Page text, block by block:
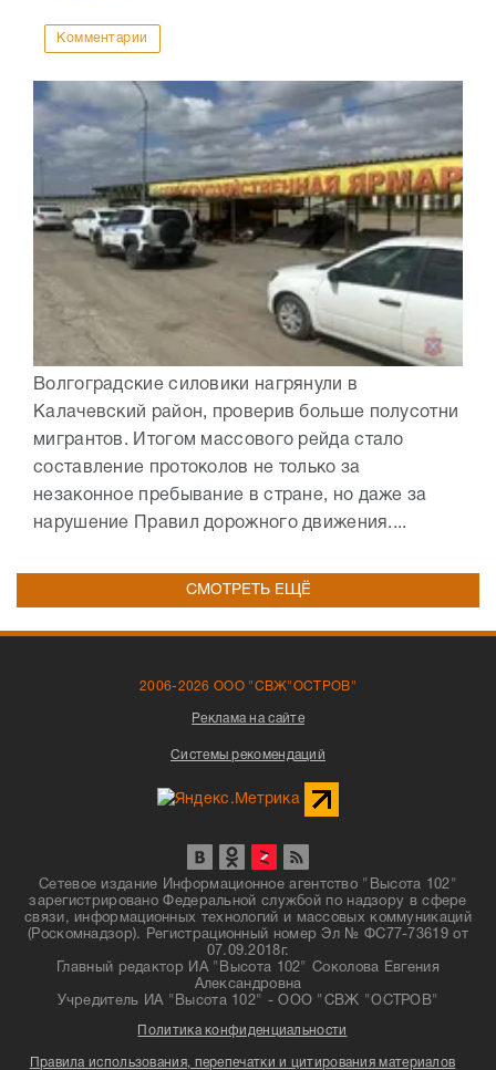
Комментарии
Волгоградские силовики нагрянули в
Калачевский район, проверив больше полусотни
мигрантов. Итогом массового рейда стало
составление протоколов не только за
незаконное пребывание в стране, но даже за
нарушение Правил дорожного движения....
СМОТРЕТЬ ЕЩЁ
2006-2026 ООО "СВЖ"ОСТРОВ"
Реклама на сайте
Системы рекомендаций
Сетевое издание Информационное агентство "Высота 102"
зарегистрировано Федеральной службой по надзору в сфере
связи, информационных технологий и массовых коммуникаций
(Роскомнадзор). Регистрационный номер Эл № ФС77-73619 от
07.09.2018г.
Главный редактор ИА "Высота 102" Соколова Евгения
Александровна
Учредитель ИА "Высота 102" - ООО "СВЖ "ОСТРОВ"
Политика конфиденциальности
Правила использования, перепечатки и цитирования материалов